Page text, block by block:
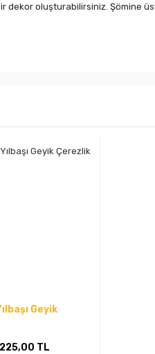
dekor oluşturabilirsiniz. Şömine
Geyik
225,00 TL